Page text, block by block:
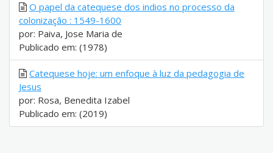
O papel da catequese dos indios no processo da
colonização : 1549-1600
por: Paiva, Jose Maria de
Publicado em: (1978)
Catequese hoje: um enfoque à luz da pedagogia de
Jesus
por: Rosa, Benedita Izabel
Publicado em: (2019)